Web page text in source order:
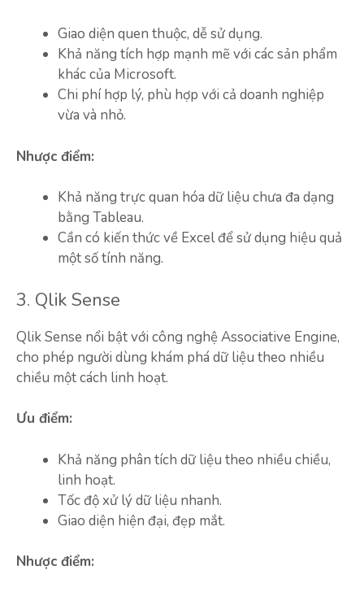
Giao diện quen thuộc, dễ sử dụng.
Khả năng tích hợp mạnh mẽ với các sản phẩm
khác của Microsoft.
Chi phí hợp lý, phù hợp với cả doanh nghiệp
vừa và nhỏ.
Nhược điểm:
Khả năng trực quan hóa dữ liệu chưa đa dạng
bằng Tableau.
Cần có kiến thức về Excel để sử dụng hiệu quả
một số tính năng.
3. Qlik Sense
Qlik Sense nổi bật với công nghệ Associative Engine,
cho phép người dùng khám phá dữ liệu theo nhiều
chiều một cách linh hoạt.
Ưu điểm:
Khả năng phân tích dữ liệu theo nhiều chiều,
linh hoạt.
Tốc độ xử lý dữ liệu nhanh.
Giao diện hiện đại, đẹp mắt.
Nhược điểm: